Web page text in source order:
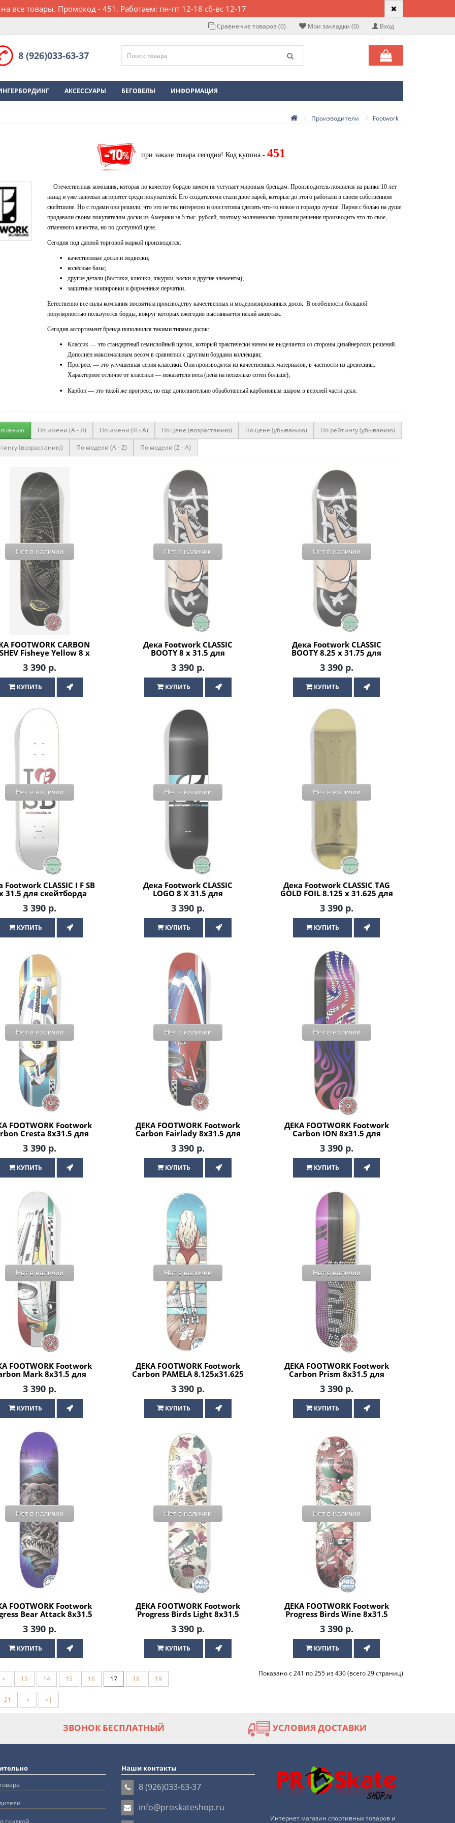
все товары. Промокод - 451. Работаем: пн-пт 12-18 сб-вс 12-17
Вход
Мои закладки (0)
Сравнение товаров (0)
8 (926)033-63-37
АКСЕССУАРЫ БЕГОВЕЛЫ ИНФОРМАЦИЯ
Производители Footwork
при заказе товара сегодня! Код купона - 451
Отечественная компания, которая по качеству бордов ничем не уступает мировым брендам. Производитель появился на рынке 10 лет
назад и уже завоевал авторитет среди покупателей. Его создателями стали двое парей, которые до этого работали в своем собственном
скейтшопе. Но с годами они решили, что это не так интересно и они готовы сделать что-то новое и гораздо лучше. Парни с болью на душе
продавали своим покупателям доски из Америки за 5 тыс. рублей, поэтому молниеносно приняли решение производить что-то свое,
отменного качества, но по доступной цене.
Сегодня под данной торговой маркой производятся:
качественные доски и подвески;
колёсные базы;
другие детали (болтики, ключки, шкурки, воски и другие элементы);
защитные экипировки и фирменные перчатки.
Естественно все силы компания посвятила производству качественных и модернизированных досок. В особенности большой
популярностью пользуются борды, вокруг которых ежегодно выстаивается некий ажиотаж.
Сегодня ассортимент бренда пополнился такими типами досок:
Классик — это стандартный семислойный щепок, который практически ничем не выделяется со стороны дизайнерских решений.
Дополнен максимальным весом в сравнении с другими бордами коллекции;
Прогресс — это улучшенная серия классики. Они производятся из качественных материалов, в частности из древесины.
Характерное отличие от классики — показатели веса (цена на несколько сотен больше);
Карбон — это такой же прогресс, но еще дополнительно обработанный карбоновым шаром в верхней части деки.
По имени (A - Я) По имени (Я - A) По цене (возрастанию) По цене (убыванию)
По рейтингу (убыванию)
(возрастанию)
По модели (A - Z) По модели (Z - A)
Нет в наличии
FOOTWORK CARBON
Fisheye Yellow 8 x
3 390 р.
КУПИТЬ
Нет в наличии
Дека Footwork CLASSIC
BOOTY 8 x 31.5 для
3 390 р.
КУПИТЬ
Нет в наличии
Дека Footwork CLASSIC
BOOTY 8.25 x 31.75 для
3 390 р.
КУПИТЬ
Нет в наличии
Footwork CLASSIC I F SB
31.5 для скейтборда
3 390 р.
КУПИТЬ
Нет в наличии
Дека Footwork CLASSIC
LOGO 8 X 31.5 для
скейтборда
3 390 р.
КУПИТЬ
Нет в наличии
Дека Footwork CLASSIC TAG
GOLD FOIL 8.125 x 31.625 для
3 390 р.
КУПИТЬ
Нет в наличии
FOOTWORK Footwork
Cresta 8x31.5 для
3 390 р.
КУПИТЬ
Нет в наличии
ДЕКА FOOTWORK Footwork
Carbon Fairlady 8x31.5 для
3 390 р.
КУПИТЬ
Нет в наличии
ДЕКА FOOTWORK Footwork
Carbon ION 8x31.5 для
3 390 р.
КУПИТЬ
Нет в наличии
FOOTWORK Footwork
Mark 8x31.5 для
3 390 р.
КУПИТЬ
Нет в наличии
ДЕКА FOOTWORK Footwork
Carbon PAMELA 8.125x31.625
3 390 р.
КУПИТЬ
Нет в наличии
ДЕКА FOOTWORK Footwork
Carbon Prism 8x31.5 для
3 390 р.
КУПИТЬ
Нет в наличии
FOOTWORK Footwork
Bear Attack 8x31.5
3 390 р.
КУПИТЬ
Нет в наличии
ДЕКА FOOTWORK Footwork
Progress Birds Light 8x31.5
3 390 р.
КУПИТЬ
Нет в наличии
ДЕКА FOOTWORK Footwork
Progress Birds Wine 8x31.5
3 390 р.
КУПИТЬ
< 13 14 15 16 17 18 19
21 > >|
Показано с 241 по 255 из 430 (всего 29 страниц)
ЗВОНОК БЕСПЛАТНЫЙ УСЛОВИЯ ДОСТАВКИ
скидкой
Наши контакты
8 (926)033-63-37
info@proskateshop.ru
Интернет магазин спортивных товаров и